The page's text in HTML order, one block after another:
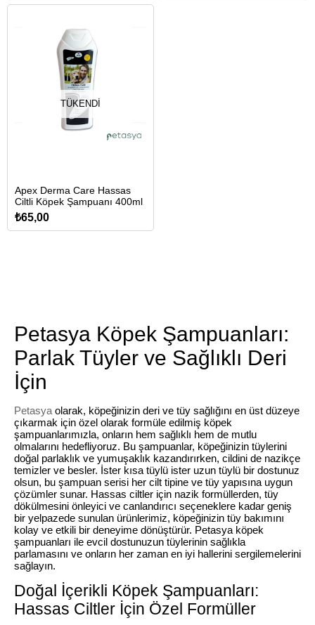
TÜKENDI
Apex Derma Care Hassas
Ciltli Köpek Şampuanı 400ml
₺65,00
Petasya Köpek Şampuanları:
Parlak Tüyler ve Sağlıklı Deri
İçin
Petasya olarak, köpeğinizin deri ve tüy sağlığını en üst düzeye
çıkarmak için özel olarak formüle edilmiş köpek
şampuanlarımızla, onların hem sağlıklı hem de mutlu
olmalarını hedefliyoruz. Bu şampuanlar, köpeğinizin tüylerini
doğal parlaklık ve yumuşaklık kazandırırken, cildini de nazikçe
temizler ve besler. İster kısa tüylü ister uzun tüylü bir dostunuz
olsun, bu şampuan serisi her cilt tipine ve tüy yapısına uygun
çözümler sunar. Hassas ciltler için nazik formüllerden, tüy
dökülmesini önleyici ve canlandırıcı seçeneklere kadar geniş
bir yelpazede sunulan ürünlerimiz, köpeğinizin tüy bakımını
kolay ve etkili bir deneyime dönüştürür. Petasya köpek
şampuanları ile evcil dostunuzun tüylerinin sağlıkla
parlamasını ve onların her zaman en iyi hallerini sergilemelerini
sağlayın.
Doğal İçerikli Köpek Şampuanları:
Hassas Ciltler İçin Özel Formüller